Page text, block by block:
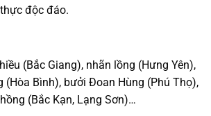
độc đáo.
(Bắc Giang), nhãn lồng (Hưng Yên),
(Hòa Bình), bưởi Đoan Hùng (Phú Thọ),
(Bắc Kạn, Lạng Sơn)…